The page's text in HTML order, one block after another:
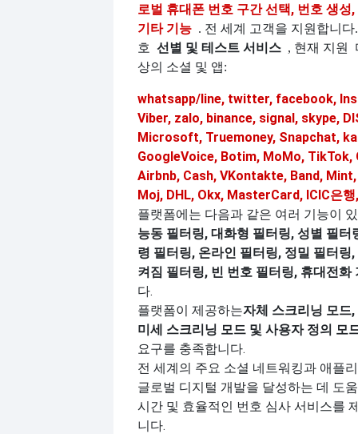
로벌 휴대폰 번호 구간 선택, 번호 생성
기타 기능 . 전 세계 고객을 지원합니다.
호 선별 및 테스트 서비스 , 현재 지원
상의 소셜 및 앱:
whatsapp/line, twitter, facebook,
Viber, zalo, binance, signal, skype,
Microsoft, Truemoney, Snapchat,
GoogleVoice, Botim, MoMo, TikTok,
Airbnb, Cash, VKontakte, Band,
Moj, DHL, Okx, MasterCard, ICIC은행
플랫폼에는 다음과 같은 여러 기능이
능동 필터링, 대화형 필터링, 성별 필터
령 필터링, 온라인 필터링, 정밀 필터링
켜짐 필터링, 빈 번호 필터링, 휴대전화
다.
플랫폼이 제공하는자체 스크리닝 모드
미세 스크리닝 모드 및 사용자 정의 모
요구를 충족합니다.
전 세계의 주요 소셜 네트워킹과 애플
글로벌 디지털 개발을 달성하는 데 도
시간 및 효율적인 번호 심사 서비스를
니다.